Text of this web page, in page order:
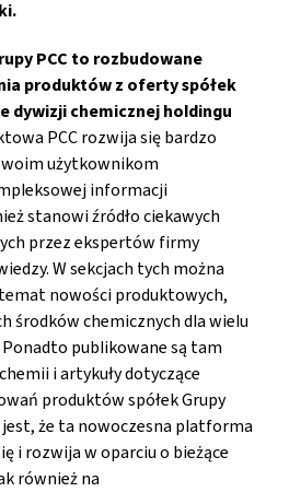
PCC to rozbudowane
produktów z oferty spółek
dywizji chemicznej holdingu
PCC rozwija się bardzo
użytkownikom
informacji
stanowi źródło ciekawych
przez ekspertów firmy
W sekcjach tych można
nowości produktowych,
środków chemicznych dla wielu
publikowane są tam
i artykuły dotyczące
produktów spółek Grupy
że ta nowoczesna platforma
i rozwija w oparciu o bieżące
również na